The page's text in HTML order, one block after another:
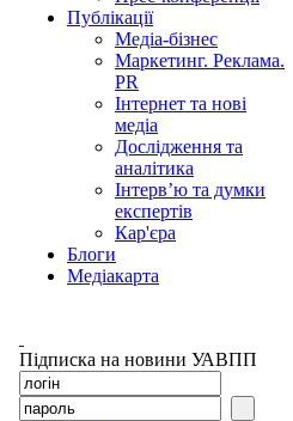
Публікації
Медіа-бізнес
Маркетинг. Реклама.
PR
Інтернет та нові
медіа
Дослідження та
аналітика
Інтерв’ю та думки
експертів
Кар'єра
Блоги
Медіакарта
Підписка на новини УАВПП